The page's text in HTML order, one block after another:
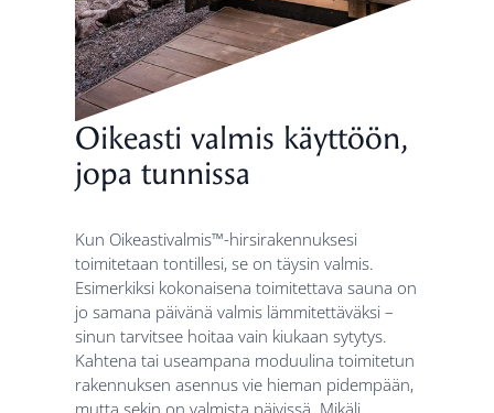
Oikeasti valmis käyttöön,
jopa tunnissa
Kun Oikeastivalmis™-hirsirakennuksesi
toimitetaan tontillesi, se on täysin valmis.
Esimerkiksi kokonaisena toimitettava sauna on
jo samana päivänä valmis lämmitettäväksi –
sinun tarvitsee hoitaa vain kiukaan sytytys.
Kahtena tai useampana moduulina toimitetun
rakennuksen asennus vie hieman pidempään,